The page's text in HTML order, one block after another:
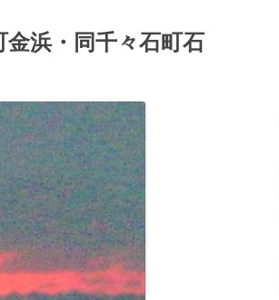
ッ
プ
浜・同千々石町石